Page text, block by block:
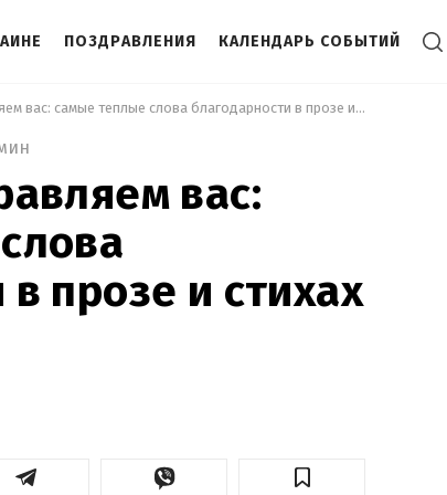
ПОЗДРАВЛЕНИЯ КАЛЕНДАРЬ СОБЫТИЙ
Папочки, поздравляем вас: самые теплые слова благодарности в прозе и стихах ко Дню отца
вас:
прозе и стихах